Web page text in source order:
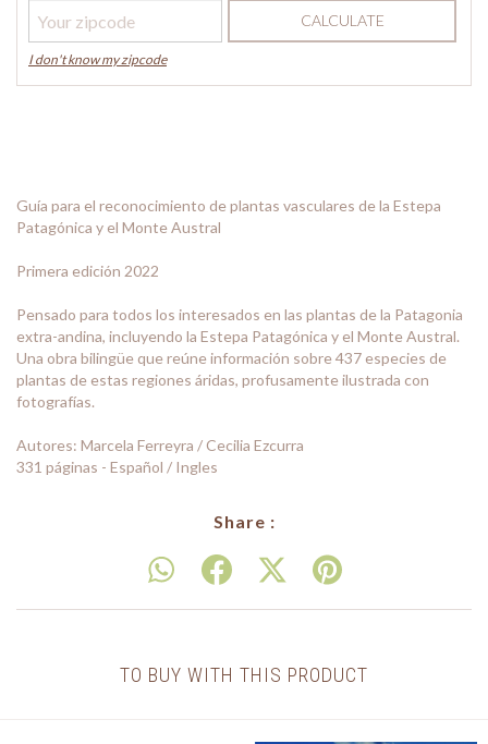
CALCULATE
I don't know my zipcode
Guía para el reconocimiento de plantas vasculares de la Estepa
Patagónica y el Monte Austral
Primera edición 2022
Pensado para todos los interesados en las plantas de la Patagonia
extra-andina, incluyendo la Estepa Patagónica y el Monte Austral.
Una obra bilingüe que reúne información sobre 437 especies de
plantas de estas regiones áridas, profusamente ilustrada con
fotografías.
Autores: Marcela Ferreyra / Cecilia Ezcurra
331 páginas - Español / Ingles
Share :
TO BUY WITH THIS PRODUCT